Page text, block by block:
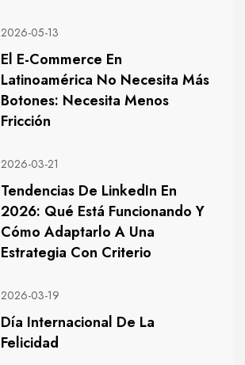
2026-05-13
El E-Commerce En
Latinoamérica No Necesita Más
Botones: Necesita Menos
Fricción
2026-03-21
Tendencias De LinkedIn En
2026: Qué Está Funcionando Y
Cómo Adaptarlo A Una
Estrategia Con Criterio
2026-03-19
Día Internacional De La
Felicidad